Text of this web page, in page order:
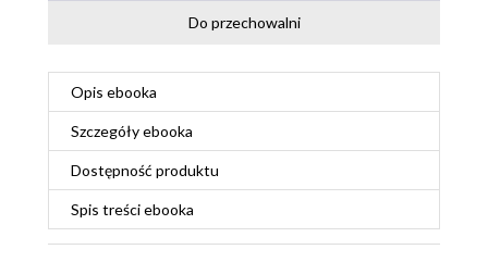
Do przechowalni
Opis ebooka
Szczegółyebooka
Dostępność produktu
Spis treściebooka